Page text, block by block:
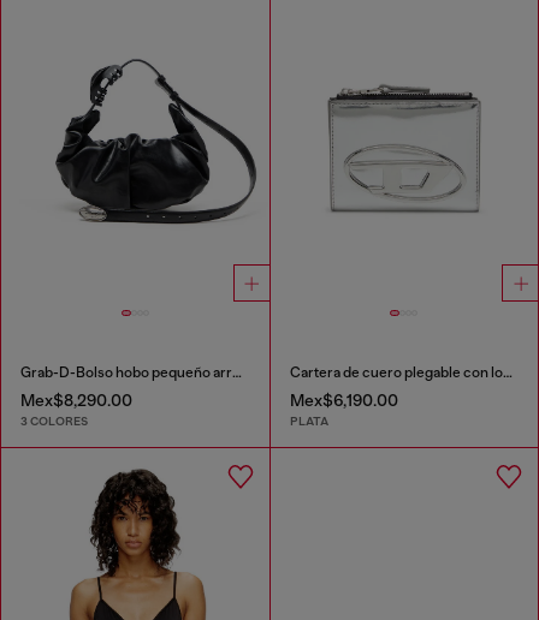
Grab-D-Bolso hobo pequeño arrugado
Mex$8,290.00
3 COLORES
Cartera de cuero plegable con logo Oval D
Mex$6,190.00
PLATA